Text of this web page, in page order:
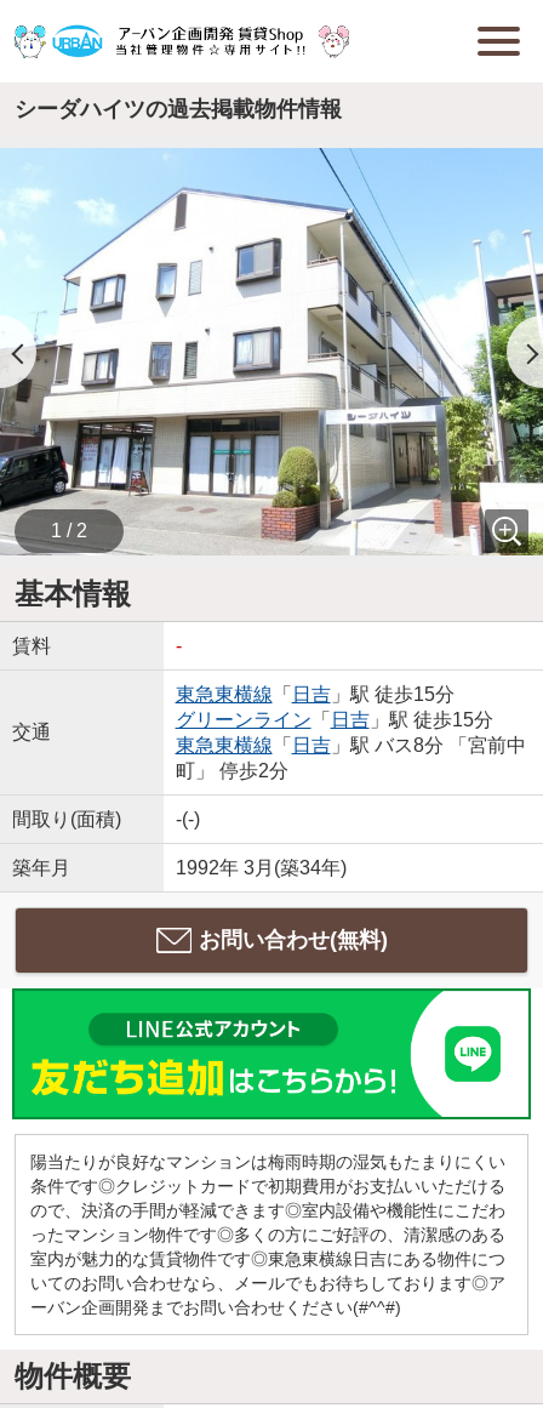
シーダハイツの過去掲載物件情報
1 / 2
基本情報
賃料 -
交通
東急東横線 「 日吉」駅 徒歩15分
グリーンライン 「 日吉」駅 徒歩15分
東急東横線 「 日吉」駅 バス8分 「宮前中
町」 停歩2分
間取り(面積) -(-)
築年月 1992年 3月(築34年)
お問い合わせ(無料)
陽当たりが良好なマンションは梅雨時期の湿気もたまりにくい
条件です◎クレジットカードで初期費用がお支払いいただける
ので、決済の手間が軽減できます◎室内設備や機能性にこだわ
ったマンション物件です◎多くの方にご好評の、清潔感のある
室内が魅力的な賃貸物件です◎東急東横線日吉にある物件につ
いてのお問い合わせなら、メールでもお待ちしております◎ア
ーバン企画開発までお問い合わせください(#^^#)
物件概要